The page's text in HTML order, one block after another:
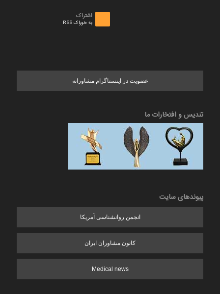
اشتراک
به خوراک RSS
عضویت در اینستاگرام مشاورانه
تندیس و افتخارات ما
پیوندهای سایت
انجمن روانشناسی آمریکا
کانون مشاوران ایران
Medical news